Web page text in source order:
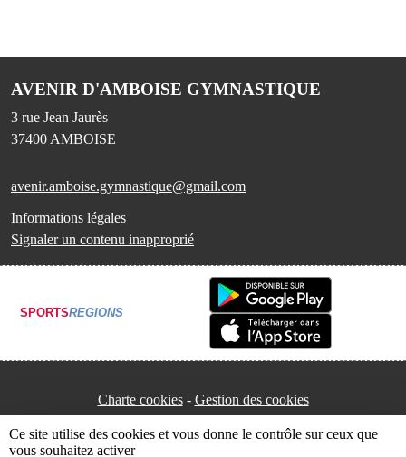
AVENIR D'AMBOISE GYMNASTIQUE
3 rue Jean Jaurès
37400 AMBOISE
avenir.amboise.gymnastique@gmail.com
Informations légales
Signaler un contenu inapproprié
SPORTSREGIONS
Charte cookies Gestion des cookies
Ce site utilise des cookies et vous donne le contrôle sur ceux que
vous souhaitez activer